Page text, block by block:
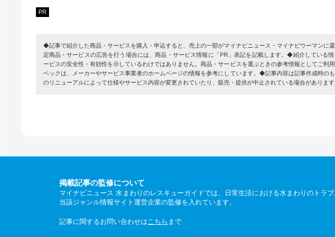
PR
◆記事で紹介した商品・サービスを購入・申込すると、売上の一部がマイナビニュース・マイナビウーマンに
定商品・サービスの広告を行う場合には、商品・サービス情報に「PR」表記を記載します。◆紹介している
ービスの安全性・有効性を示しているわけではありません。商品・サービスを選ぶときの参考情報としてご利
ペックは、メーカーやサービス事業者のホームページの情報を参考にしています。◆記事内容は記事作成時の
のリニューアルによって仕様やサービス内容が変更されていたり、販売・提供が中止されている場合があります
掲載記事の監修について
マイナビニュース 水まわりのレスキューガイドでは、日常生活における水まわりのトラ
当該ジャンル情報サイト運営企業の監修を入れています。
記事に関するお問い合わせはこちら まで